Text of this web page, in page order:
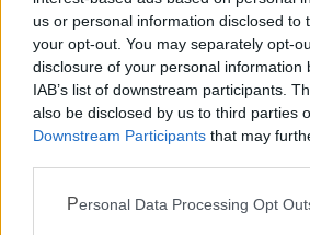
us or personal information disclosed to
your opt-out. You may separately opt-
disclosure of your personal information
IAB’s list of downstream participants.
also be disclosed by us to third parties
Downstream Participants that may
Personal Data Processing Opt
Canile
Polizia Locale
Ecocentro e rifiuti